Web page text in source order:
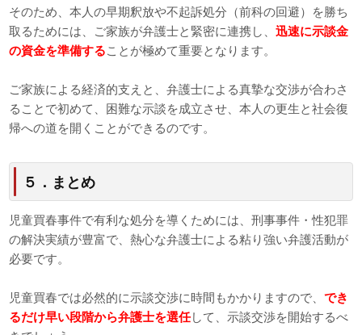
そのため、本人の早期釈放や不起訴処分（前科の回避）を勝ち
取るためには、ご家族が弁護士と緊密に連携し、迅速に示談金
の資金を準備することが極めて重要となります。
ご家族による経済的支えと、弁護士による真摯な交渉が合わさ
ることで初めて、困難な示談を成立させ、本人の更生と社会復
帰への道を開くことができるのです。
５．まとめ
児童買春事件で有利な処分を導くためには、刑事事件・性犯罪
の解決実績が豊富で、熱心な弁護士による粘り強い弁護活動が
必要です。
児童買春では必然的に示談交渉に時間もかかりますので、でき
るだけ早い段階から弁護士を選任して、示談交渉を開始するべ